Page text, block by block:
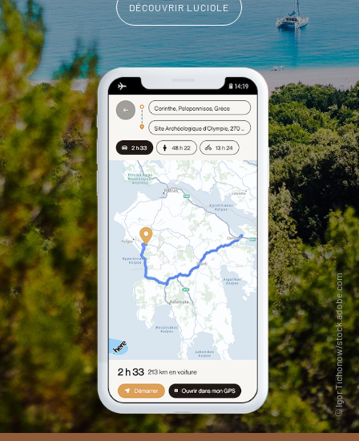
DÉCOUVRIR LUCIOLE